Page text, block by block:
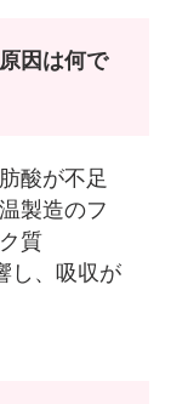
因は何で
酸が不足
製造のフ
質
し、吸収が